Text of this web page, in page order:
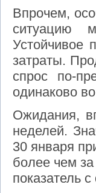
Впрочем,
ситуацию
Устойчивое
затраты.
спрос по-
одинаково
Ожидания,
неделей.
30 января
более чем
показатель